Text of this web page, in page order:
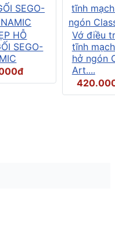
HỖ
SEGO-
Vớ điều
tĩnh
hở ngón
Art....